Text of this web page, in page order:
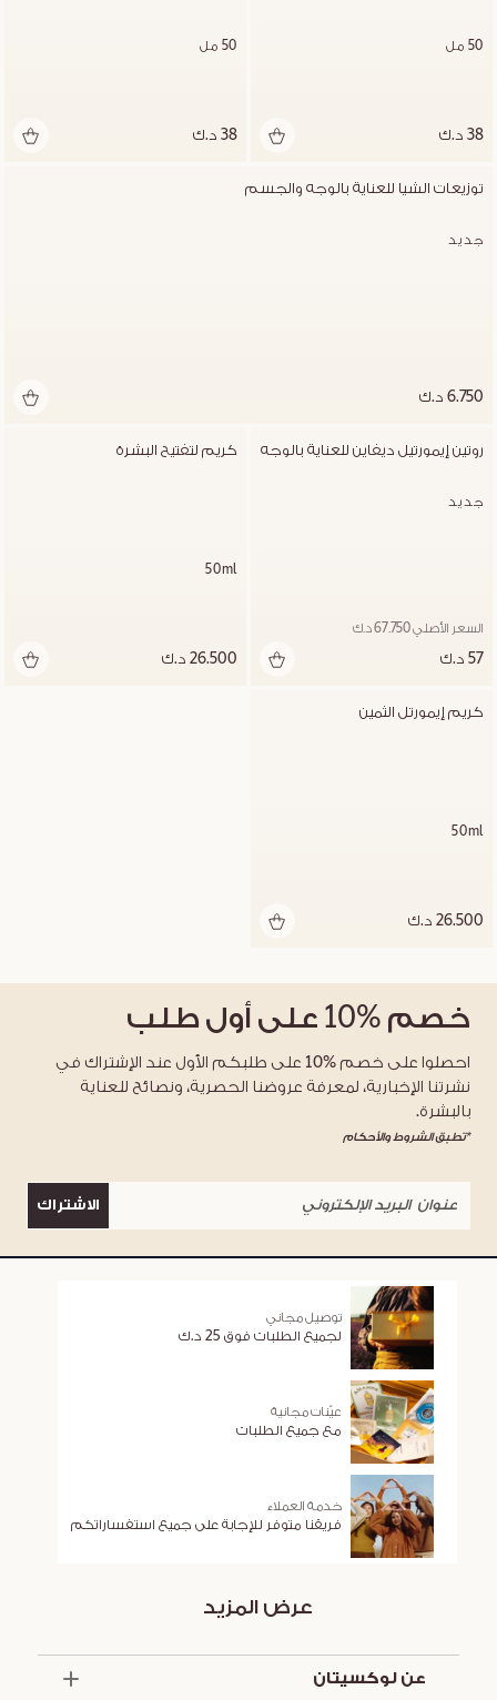
50 مل
38 د.ك
50 مل
38 د.ك
توزيعات الشيا للعناية بالوجه والجسم
جديد
6.750 د.ك
روتين إيمورتيل ديفاين للعناية بالوجه
جديد
57 د.ك
السعر الأصلي 67.750 د.ك
كريم لتفتيح البشرة
50ml
26.500 د.ك
كريم إيمورتل الثمين
50ml
26.500 د.ك
خصم %10 على أول طلب
احصلوا على خصم %10 على طلبكم الأول عند الإشتراك في
نشرتنا الإخبارية، لمعرفة عروضنا الحصرية، ونصائح للعناية
بالبشرة.
*تطبق الشروط والأحكام
الاشتراك
توصيل مجاني
لجميع الطلبات فوق 25 د.ك
عيّنات مجانية
مع جميع الطلبات
خدمة العملاء
فريقنا متوفر للإجابة على جميع استفساراتكم
عرض المزيد
عن لوكسيتان